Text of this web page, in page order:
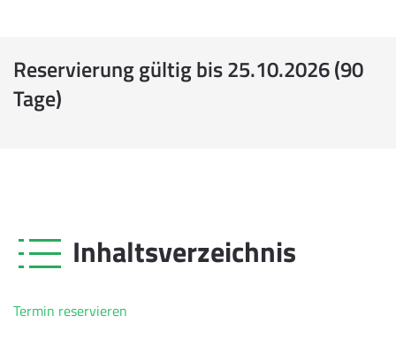
Reservierung gültig bis 25.10.2026 (90
Tage)
Inhaltsverzeichnis
Termin reservieren